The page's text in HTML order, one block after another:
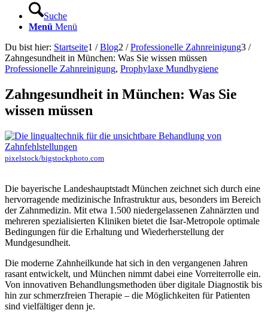
Suche
Menü Menü
Du bist hier: Startseite1 / Blog2 / Professionelle Zahnreinigung3 /
Zahngesundheit in München: Was Sie wissen müssen
Professionelle Zahnreinigung, Prophylaxe Mundhygiene
Zahngesundheit in München: Was Sie
wissen müssen
pixelstock/bigstockphoto.com
Die bayerische Landeshauptstadt München zeichnet sich durch eine
hervorragende medizinische Infrastruktur aus, besonders im Bereich
der Zahnmedizin. Mit etwa 1.500 niedergelassenen Zahnärzten und
mehreren spezialisierten Kliniken bietet die Isar-Metropole optimale
Bedingungen für die Erhaltung und Wiederherstellung der
Mundgesundheit.
Die moderne Zahnheilkunde hat sich in den vergangenen Jahren
rasant entwickelt, und München nimmt dabei eine Vorreiterrolle ein.
Von innovativen Behandlungsmethoden über digitale Diagnostik bis
hin zur schmerzfreien Therapie – die Möglichkeiten für Patienten
sind vielfältiger denn je.